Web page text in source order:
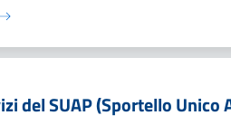
del SUAP (Sportello